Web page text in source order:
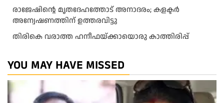
രാജേഷിന്റെ മൃതദേഹത്തോട് അനാദരം; കളക്ടർ
അന്വേഷണത്തിന് ഉത്തരവിട്ടു
തിരികെ വരാത്ത ഹനീഫയ്ക്കായൊരു കാത്തിരിപ്പ്
YOU MAY HAVE MISSED